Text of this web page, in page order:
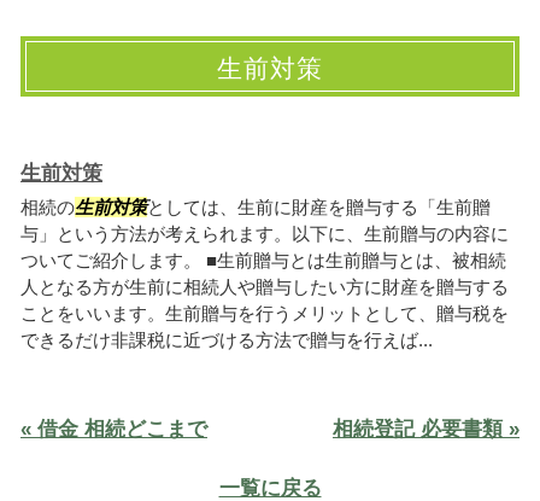
生前対策
生前対策
相続の生前対策としては、生前に財産を贈与する「生前贈
与」という方法が考えられます。以下に、生前贈与の内容に
ついてご紹介します。 ■生前贈与とは生前贈与とは、被相続
人となる方が生前に相続人や贈与したい方に財産を贈与する
ことをいいます。生前贈与を行うメリットとして、贈与税を
できるだけ非課税に近づける方法で贈与を行えば...
« 借金 相続どこまで 相続登記 必要書類 »
一覧に戻る